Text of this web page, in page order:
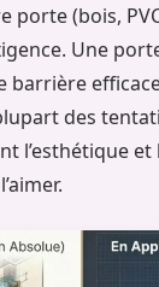
porte (bois,
Une
barrière
des
l’esthétique